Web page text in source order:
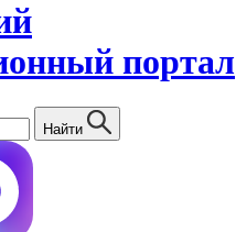
портал
Найти